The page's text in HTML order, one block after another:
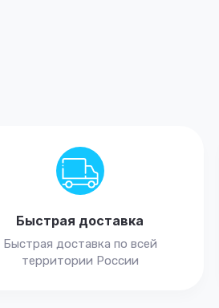
Быстрая доставка
Быстрая доставка по всей
территории России